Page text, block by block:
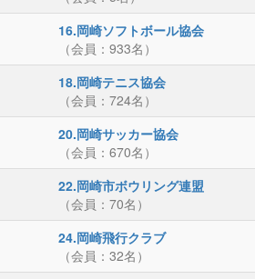
16.岡崎ソフトボール協会
（会員：933名）
18.岡崎テニス協会
（会員：724名）
20.岡崎サッカー協会
（会員：670名）
22.岡崎市ボウリング連盟
（会員：70名）
24.岡崎飛行クラブ
（会員：32名）